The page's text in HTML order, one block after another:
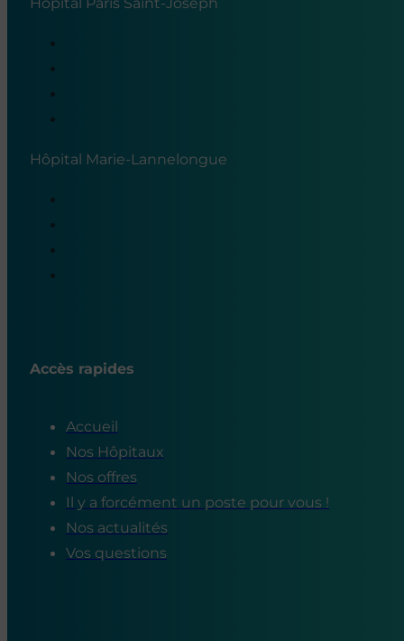
Hôpital Marie-Lannelongue
Accès rapides
Accueil
Nos Hôpitaux
Nos offres
Il y a forcément un poste pour vous !
Nos actualités
Vos questions